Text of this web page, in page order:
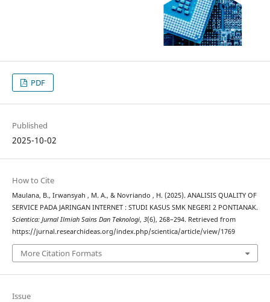
PDF
Published
2025-10-02
How to Cite
Maulana, B., Irwansyah , M. A., & Novriando , H. (2025). ANALISIS QUALITY OF
SERVICE PADA JARINGAN INTERNET : STUDI KASUS SMK NEGERI 2 PONTIANAK.
Scientica: Jurnal Ilmiah Sains Dan Teknologi, 3(6), 268–294. Retrieved from
https://jurnal.researchideas.org/index.php/scientica/article/view/1769
More Citation Formats
Issue